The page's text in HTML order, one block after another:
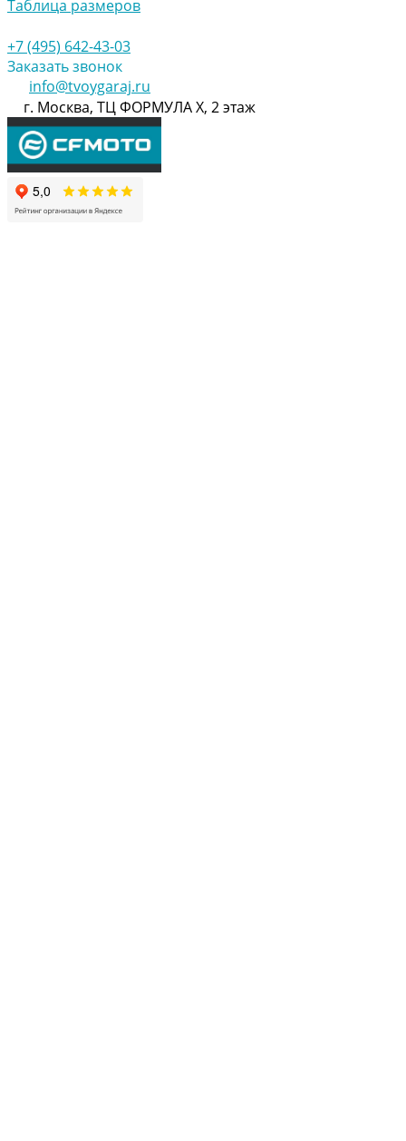
Таблица размеров
+7 (495) 642-43-03
Заказать звонок
info@tvoygaraj.ru
г. Москва, ТЦ ФОРМУЛА Х, 2 этаж